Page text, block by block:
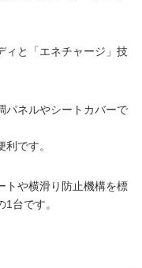
ィと「エネチャージ」技
パネルやシートカバーで
です。
トや横滑り防止機構を標
台です。